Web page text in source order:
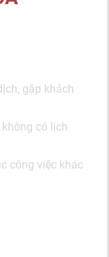
gặp khách
có lịch
công việc khác